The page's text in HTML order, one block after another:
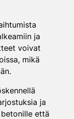
ja
voivat
mikä
ja
että